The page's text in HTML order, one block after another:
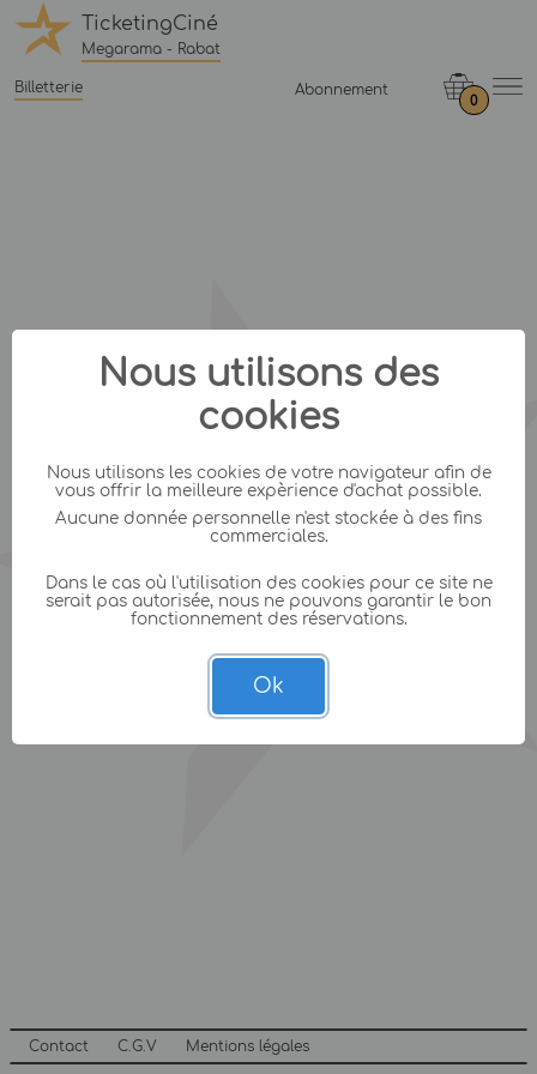
TicketingCiné
Megarama - Rabat
Billetterie Abonnement
0
Contact C.G.V Mentions légales
Nous utilisons des
cookies
Nous utilisons les cookies de votre navigateur afin de
vous offrir la meilleure expèrience d'achat possible.
Aucune donnée personnelle n'est stockée à des fins
commerciales.
Dans le cas où l'utilisation des cookies pour ce site ne
serait pas autorisée, nous ne pouvons garantir le bon
fonctionnement des réservations.
Ok